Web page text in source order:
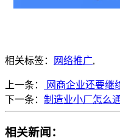
相关标签： 网络推广,
上一条：
网商企业还要继
下一条： 制造业小厂怎么
相关新闻：